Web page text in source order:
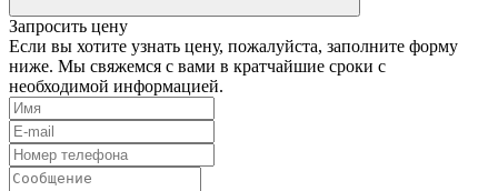
Запросить цену
Если вы хотите узнать цену, пожалуйста, заполните форму
ниже. Мы свяжемся с вами в кратчайшие сроки с
необходимой информацией.